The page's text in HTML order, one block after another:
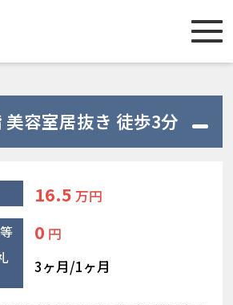
美容室居抜き 徒歩3分
16.5 万円
0 円
3ヶ月/1ヶ月